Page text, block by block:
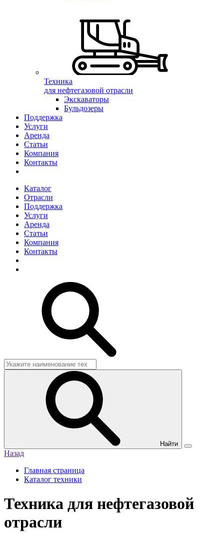
Техника
для нефтегазовой отрасли
Экскаваторы
Бульдозеры
Поддержка
Услуги
Аренда
Статьи
Компания
Контакты
Каталог
Отрасли
Поддержка
Услуги
Аренда
Статьи
Компания
Контакты
Найти
Назад
Главная страница
Каталог техники
Техника для нефтегазовой
отрасли